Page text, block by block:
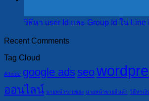
วิธีหา user Id และ Group Id ใน Line
Recent Comments
Tag Cloud
Affiliate google ads seo
ออนไลน์ นายหน้าขายของ นายหน้าขายสินค้า วิธีหาเงิ